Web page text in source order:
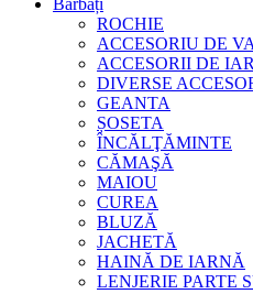
Bărbați
ROCHIE
ACCESORIU DE
ACCESORII DE
DIVERSE
GEANTA
ȘOSETA
ÎNCĂLŢĂMINTE
CĂMAŞĂ
MAIOU
CUREA
BLUZĂ
JACHETĂ
HAINĂ DE IARNĂ
LENJERIE PARTE